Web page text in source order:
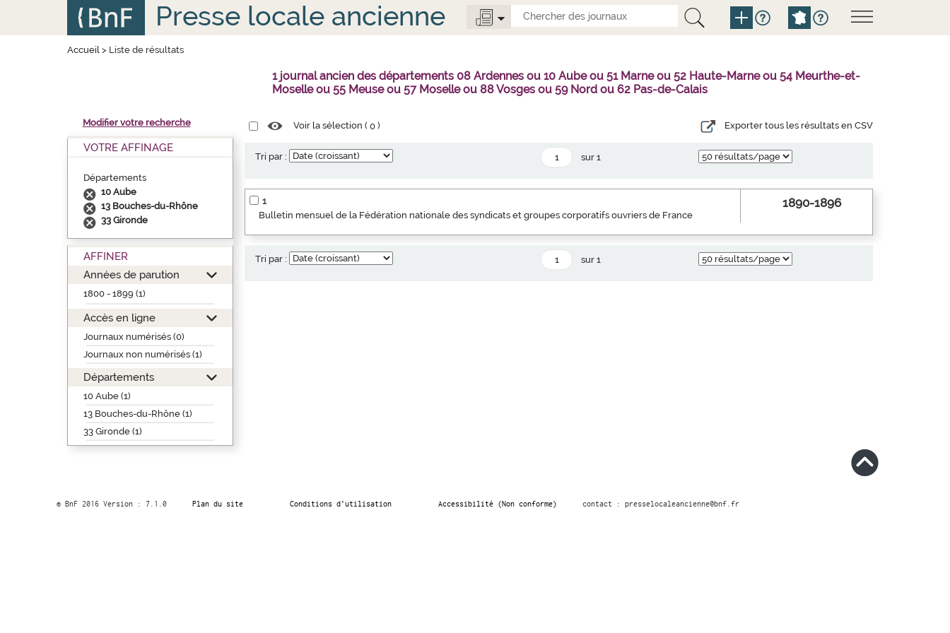
Presse locale ancienne
Accueil> Liste de résultats
1 journal ancien des départements 08 Ardennes ou 10 Aube ou 51 Marne ou 52 Haute-Marne ou 54 Meurthe-et-
Moselle ou 55 Meuse ou 57 Moselle ou 88 Vosges ou 59 Nord ou 62 Pas-de-Calais
Modifier votre recherche
VOTRE AFFINAGE
Départements
10 Aube
13 Bouches-du-Rhône
33 Gironde
AFFINER
Années de parution
1800 - 1899 (1)
Accès en ligne
Journaux numérisés (0)
Journaux non numérisés (1)
Départements
10 Aube (1)
13 Bouches-du-Rhône (1)
33 Gironde (1)
Voir la sélection (0 ) Exporter tous les résultats en CSV
Tri par : sur 1
1
Bulletin mensuel de la Fédération nationale des syndicats et groupes corporatifs ouvriers de France
1890-1896
Tri par : sur 1
© BnF 2016 Version : 7.1.0 Plan du site Conditions d’utilisation Accessibilité (Non conforme) contact : presselocaleancienne@bnf.fr
Panneau de gestion des cookies